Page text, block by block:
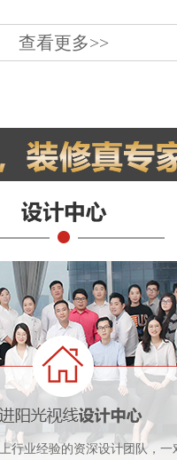
查看更多>>
行业经验的资深设计团队，一